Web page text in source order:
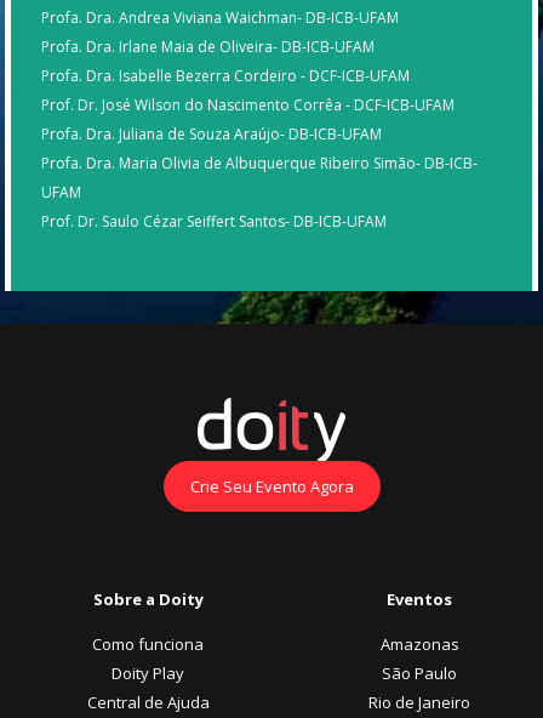
Profa. Dra. Andrea Viviana Waichman- DB-ICB-UFAM
Profa. Dra. Irlane Maia de Oliveira- DB-ICB-UFAM
Profa. Dra. Isabelle Bezerra Cordeiro - DCF-ICB-UFAM
Prof. Dr. José Wilson do Nascimento Corrêa - DCF-ICB-UFAM
Profa. Dra. Juliana de Souza Araújo- DB-ICB-UFAM
Profa. Dra. Maria Olivia de Albuquerque Ribeiro Simão- DB-ICB-
UFAM
Prof. Dr. Saulo Cézar Seiffert Santos- DB-ICB-UFAM
Crie Seu Evento Agora
Sobre a Doity
Como funciona
Doity Play
Central de Ajuda
Eventos
Amazonas
São Paulo
Rio de Janeiro